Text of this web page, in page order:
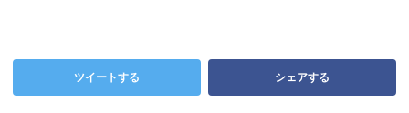
ツイートする シェアする